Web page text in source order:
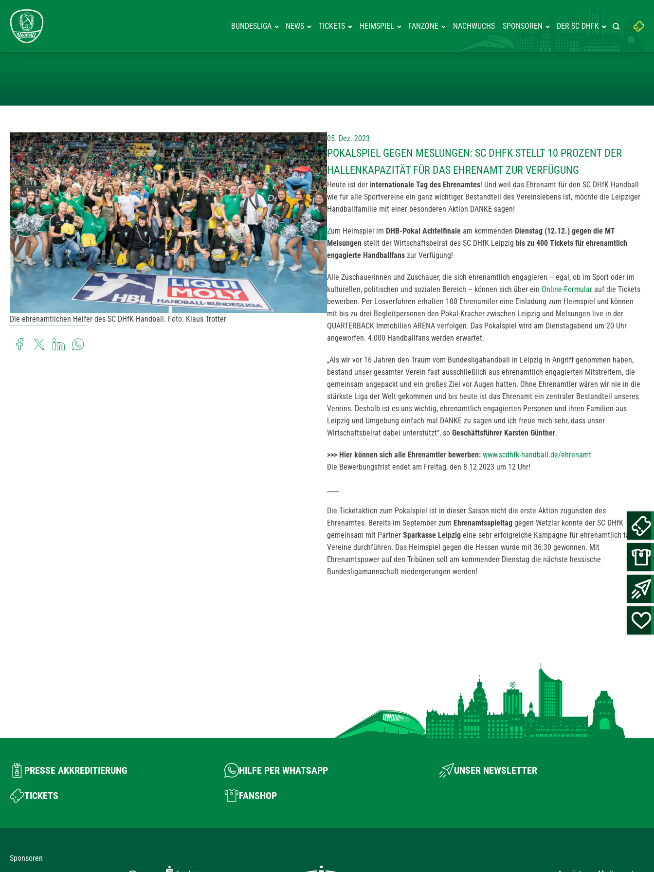
BUNDESLIGA NEWS TICKETS HEIMSPIEL FANZONE NACHWUCHS SPONSOREN DER SC DHFK
Suchbegriff
eingeben:
Suche
Die ehrenamtlichen Helfer des SC DHfK Handball. Foto: Klaus Trotter
05. Dez. 2023
POKALSPIEL GEGEN MESLUNGEN: SC DHFK STELLT 10 PROZENT DER
HALLENKAPAZITÄT FÜR DAS EHRENAMT ZUR VERFÜGUNG
Heute ist der internationale Tag des Ehrenamtes! Und weil das Ehrenamt für den SC DHfK Handball
wie für alle Sportvereine ein ganz wichtiger Bestandteil des Vereinslebens ist, möchte die Leipziger
Handballfamilie mit einer besonderen Aktion DANKE sagen!
Zum Heimspiel im DHB-Pokal Achtelfinale am kommenden Dienstag (12.12.) gegen die MT
Melsungen stellt der Wirtschaftsbeirat des SC DHfK Leipzig bis zu 400 Tickets für ehrenamtlich
engagierte Handballfans zur Verfügung!
Alle Zuschauerinnen und Zuschauer, die sich ehrenamtlich engagieren – egal, ob im Sport oder im
kulturellen, politischen und sozialen Bereich – können sich über ein Online-Formular auf die Tickets
bewerben. Per Losverfahren erhalten 100 Ehrenamtler eine Einladung zum Heimspiel und können
mit bis zu drei Begleitpersonen den Pokal-Kracher zwischen Leipzig und Melsungen live in der
QUARTERBACK Immobilien ARENA verfolgen. Das Pokalspiel wird am Dienstagabend um 20 Uhr
angeworfen. 4.000 Handballfans werden erwartet.
„Als wir vor 16 Jahren den Traum vom Bundesligahandball in Leipzig in Angriff genommen haben,
bestand unser gesamter Verein fast ausschließlich aus ehrenamtlich engagierten Mitstreitern, die
gemeinsam angepackt und ein großes Ziel vor Augen hatten. Ohne Ehrenamtler wären wir nie in die
stärkste Liga der Welt gekommen und bis heute ist das Ehrenamt ein zentraler Bestandteil unseres
Vereins. Deshalb ist es uns wichtig, ehrenamtlich engagierten Personen und ihren Familien aus
Leipzig und Umgebung einfach mal DANKE zu sagen und ich freue mich sehr, dass unser
Wirtschaftsbeirat dabei unterstützt“, so Geschäftsführer Karsten Günther.
>>> Hier können sich alle Ehrenamtler bewerben: www.scdhfk-handball.de/ehrenamt
Die Bewerbungsfrist endet am Freitag, den 8.12.2023 um 12 Uhr!
Die Ticketaktion zum Pokalspiel ist in dieser Saison nicht die erste Aktion zugunsten des
Ehrenamtes. Bereits im September zum Ehrenamtsspieltag gegen Wetzlar konnte der SC DHfK
gemeinsam mit Partner Sparkasse Leipzig eine sehr erfolgreiche Kampagne für ehrenamtlich tätige
Vereine durchführen. Das Heimspiel gegen die Hessen wurde mit 36:30 gewonnen. Mit
Ehrenamtspower auf den Tribünen soll am kommenden Dienstag die nächste hessische
Bundesligamannschaft niedergerungen werden!
PRESSE AKKREDITIERUNG HILFE PER WHATSAPP UNSER NEWSLETTER
TICKETS FANSHOP
Sponsoren